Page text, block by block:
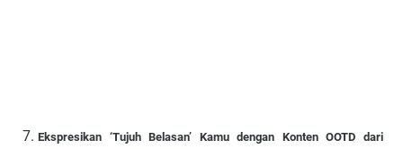
Ekspresikan ‘Tujuh Belasan’ Kamu dengan Konten OOTD dari